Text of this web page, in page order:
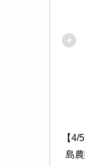
【
島